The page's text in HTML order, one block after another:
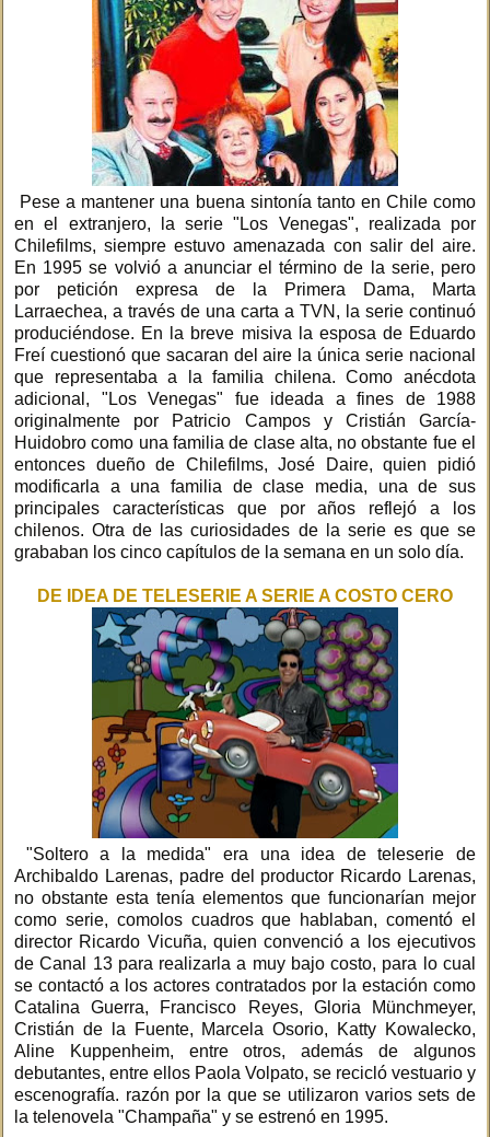
Pese a mantener una buena sintonía tanto en Chile como
en el extranjero, la serie "Los Venegas", realizada por
Chilefilms, siempre estuvo amenazada con salir del aire.
En 1995 se volvió a anunciar el término de la serie, pero
por petición expresa de la Primera Dama, Marta
Larraechea, a través de una carta a TVN, la serie continuó
produciéndose. En la breve misiva la esposa de Eduardo
Freí cuestionó que sacaran del aire la única serie nacional
que representaba a la familia chilena. Como anécdota
adicional, "Los Venegas" fue ideada a fines de 1988
originalmente por Patricio Campos y Cristián García-
Huidobro como una familia de clase alta, no obstante fue el
entonces dueño de Chilefilms, José Daire, quien pidió
modificarla a una familia de clase media, una de sus
principales características que por años reflejó a los
chilenos. Otra de las curiosidades de la serie es que se
grababan los cinco capítulos de la semana en un solo día.
DE IDEA DE TELESERIE A SERIE A COSTO CERO
"Soltero a la medida" era una idea de teleserie de
Archibaldo Larenas, padre del productor Ricardo Larenas,
no obstante esta tenía elementos que funcionarían mejor
como serie, comolos cuadros que hablaban, comentó el
director Ricardo Vicuña, quien convenció a los ejecutivos
de Canal 13 para realizarla a muy bajo costo, para lo cual
se contactó a los actores contratados por la estación como
Catalina Guerra, Francisco Reyes, Gloria Münchmeyer,
Cristián de la Fuente, Marcela Osorio, Katty Kowalecko,
Aline Kuppenheim, entre otros, además de algunos
debutantes, entre ellos Paola Volpato, se recicló vestuario y
escenografía. razón por la que se utilizaron varios sets de
la telenovela "Champaña" y se estrenó en 1995.